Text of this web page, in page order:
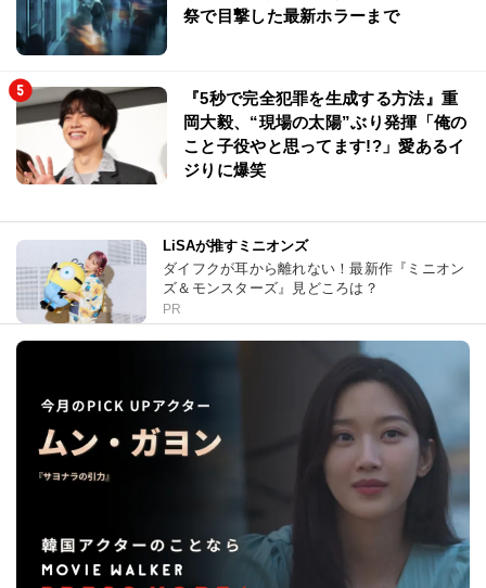
祭で目撃した最新ホラーまで
『5秒で完全犯罪を生成する方法』重
岡大毅、“現場の太陽”ぶり発揮「俺の
こと子役やと思ってます!?」愛あるイ
ジりに爆笑
LiSAが推すミニオンズ
ダイフクが耳から離れない！最新作『ミニオン
ズ＆モンスターズ』見どころは？
PR